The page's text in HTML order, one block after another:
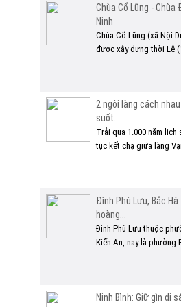
Chùa Cổ Lũng - Chùa
Ninh
Chùa Cổ Lũng (xã Nội
được xây dựng thời Lê
2 ngôi làng cách
suốt...
Trải qua 1.000 năm
tục kết chạ giữa làng
Đình Phù Lưu, Bắc
hoàng...
Đình Phù Lưu thuộc
Kiến An, nay là phường
Ninh Bình: Giữ gìn di